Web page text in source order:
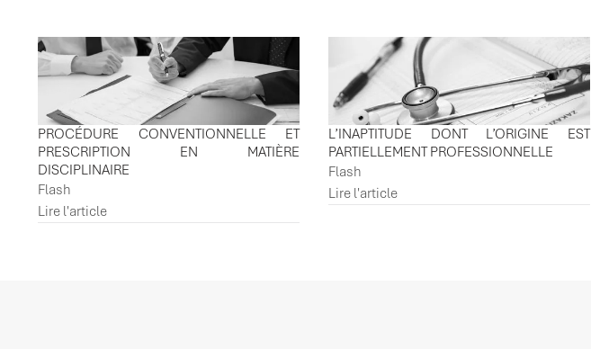
PROCÉDURE CONVENTIONNELLE ET
PRESCRIPTION EN MATIÈRE
DISCIPLINAIRE
Flash
Lire l'article
L’INAPTITUDE DONT L’ORIGINE EST
PARTIELLEMENT PROFESSIONNELLE
Flash
Lire l'article